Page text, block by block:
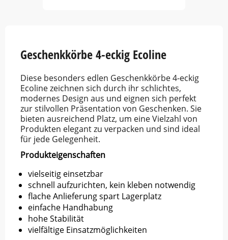
Geschenkkörbe 4-eckig Ecoline
Diese besonders edlen Geschenkkörbe 4-eckig
Ecoline zeichnen sich durch ihr schlichtes,
modernes Design aus und eignen sich perfekt
zur stilvollen Präsentation von Geschenken. Sie
bieten ausreichend Platz, um eine Vielzahl von
Produkten elegant zu verpacken und sind ideal
für jede Gelegenheit.
Produkteigenschaften
vielseitig einsetzbar
schnell aufzurichten, kein kleben notwendig
flache Anlieferung spart Lagerplatz
einfache Handhabung
hohe Stabilität
vielfältige Einsatzmöglichkeiten